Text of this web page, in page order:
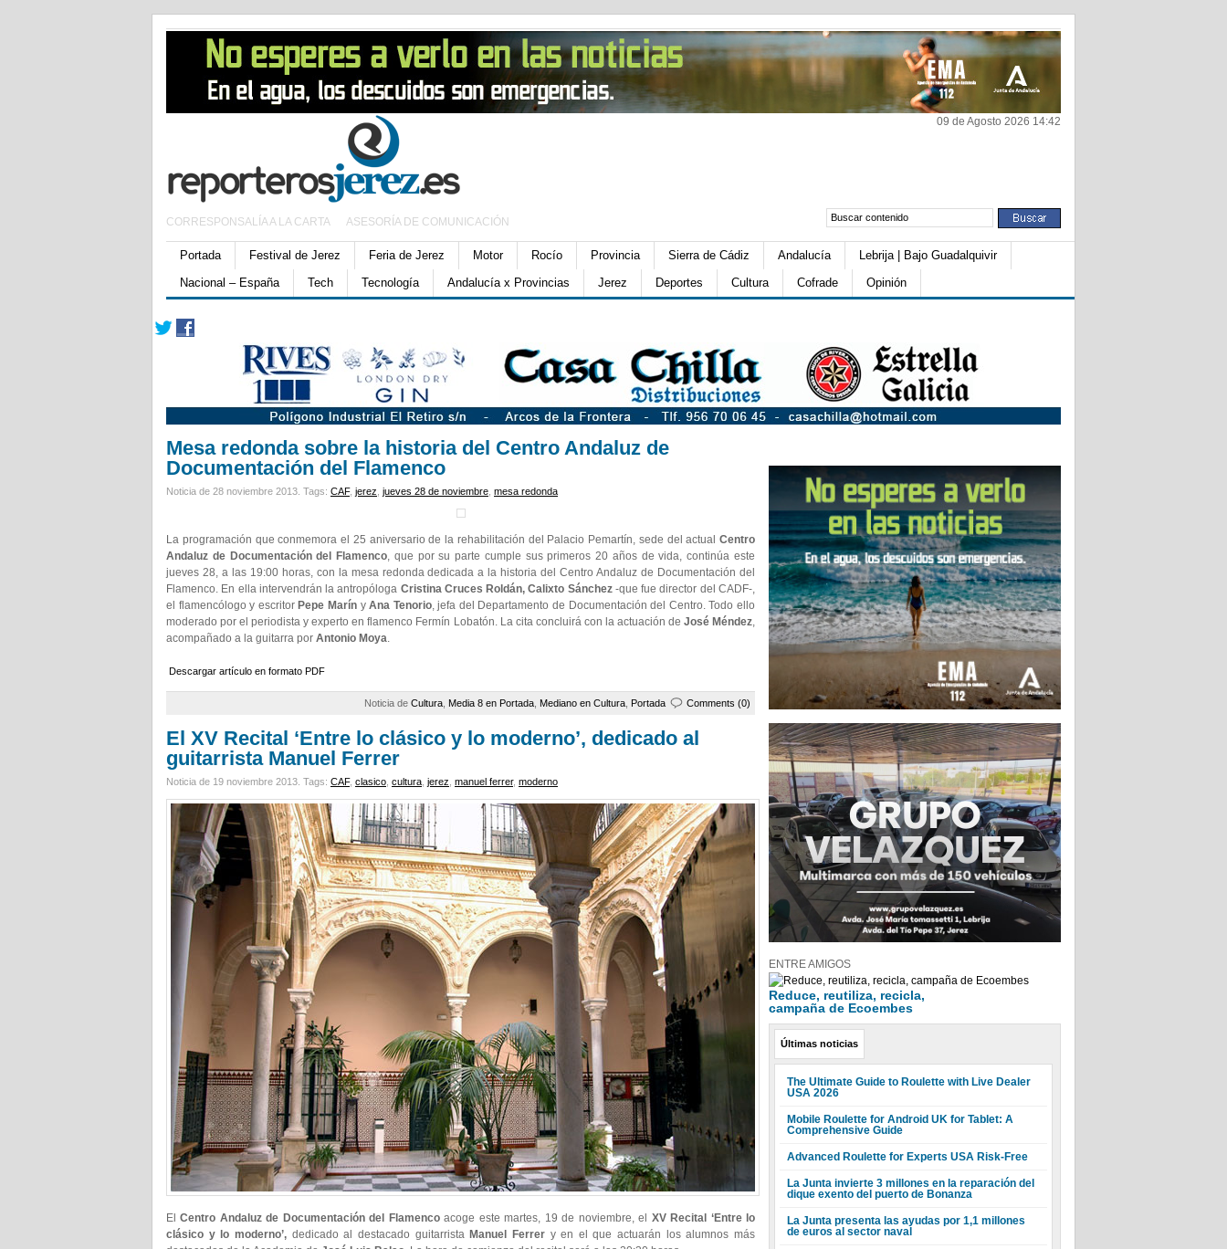
09 de Agosto 2026 14:42
CORRESPONSALÍA A LA CARTA ASESORÍA DE COMUNICACIÓN
Portada Festival de Jerez Feria de Jerez Motor Rocío Provincia Sierra de Cádiz Andalucía
Lebrija | Bajo Guadalquivir
Nacional – España
Tech Tecnología Andalucía x Provincias Jerez Deportes Cultura Cofrade Opinión
Mesa redonda sobre la historia del Centro Andaluz de
Documentación del Flamenco
Noticia de 28 noviembre 2013. Tags: CAF, jerez jueves 28 de noviembre mesa redonda
La programación que conmemora el 25 aniversario de la rehabilitación del Palacio Pemartín, sede del actual Centro
Andaluz de Documentación del Flamenco, que por su parte cumple sus primeros 20 años de vida, continúa este
jueves 28, a las 19:00 horas, con la mesa redonda dedicada a la historia del Centro Andaluz de Documentación del
Flamenco. En ella intervendrán la antropóloga Cristina Cruces Roldán, Calixto Sánchez-que fue director del CADF-,
el flamencólogo y escritor Pepe MarínyAna Tenorio, jefa del Departamento de Documentación del Centro. Todo ello
moderado por el periodista y experto en flamenco Fermín Lobatón. La cita concluirá con la actuación de José Méndez,
acompañado a la guitarra por Antonio Moya.
Descargar artículo en formato PDF
Noticia de Cultura Media 8 en Portada Mediano en Cultura Portada Comments (0)
El XV Recital ‘Entre lo clásico y lo moderno’, dedicado al
guitarrista Manuel Ferrer
Noticia de 19 noviembre 2013. Tags: CAF, clasico cultura jerez manuel ferrer, moderno
ElCentro Andaluz de Documentación del Flamencoacoge este martes, 19 de noviembre, el XV Recital ‘Entre lo
clásico y lo moderno’,dedicado al destacado guitarrista Manuel Ferrery en el que actuarán los alumnos más
ENTRE AMIGOS
Reduce, reutiliza, recicla,
campaña de Ecoembes
Últimas noticias
The Ultimate Guide to Roulette with Live Dealer
USA 2026
Mobile Roulette for Android UK for Tablet: A
Comprehensive Guide
Advanced Roulette for Experts USA Risk-Free
La Junta invierte 3 millones en la reparación del
dique exento del puerto de Bonanza
La Junta presenta las ayudas por 1,1 millones
de euros al sector naval